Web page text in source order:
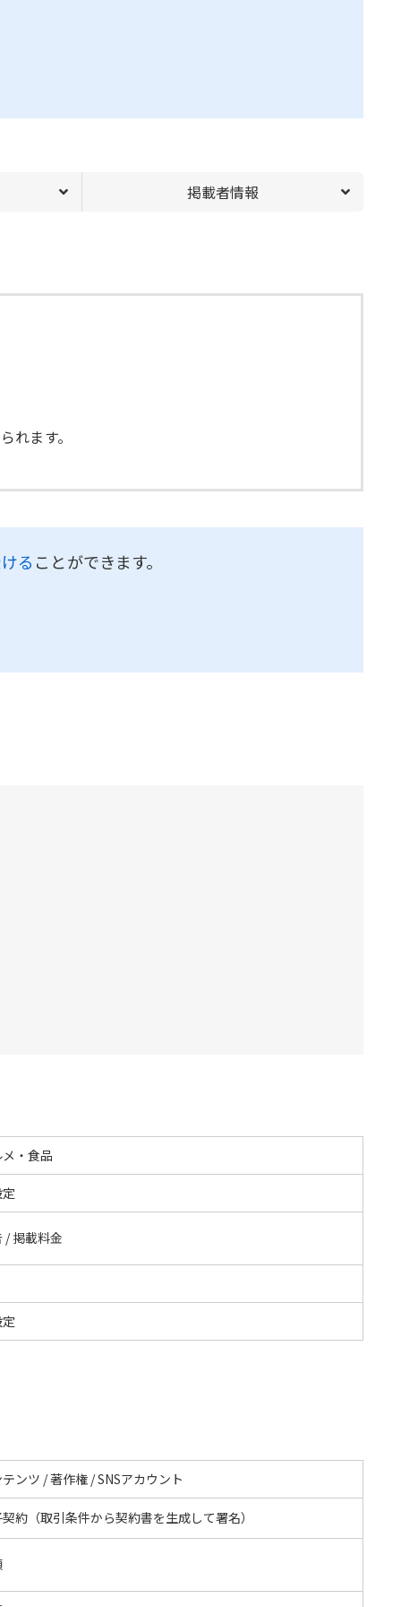
掲載者情報
れます。
る ことができます。
・食品
/ 掲載料金
ンツ / 著作権 / SNSアカウント
約（取引条件から契約書を生成して署名）